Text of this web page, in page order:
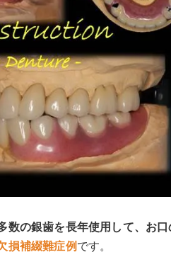
数の銀歯を長年使用して、お
損補綴難症例です。